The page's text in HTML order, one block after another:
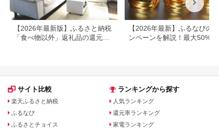
【2026年最新版】ふるさと納税
「食べ物以外」返礼品の還元率
【2026年最新】ふるなびの
ンペーンを解説！最大50%還
サイト比較
楽天ふるさと納税
ふるなび
ふるさとチョイス
ランキングから探す
人気ランキング
還元率ランキング
家電ランキング